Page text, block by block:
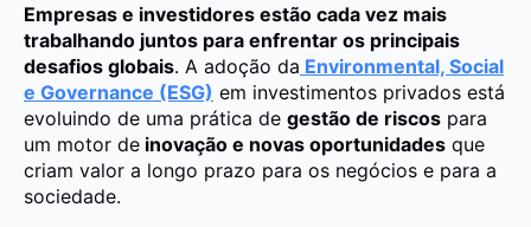
Empresas e investidores estão cada vez mais
trabalhando juntos para enfrentar os principais
desafios globais. A adoção da Environmental, Social
e Governance (ESG) em investimentos privados está
evoluindo de uma prática de gestão de riscos para
um motor de inovação e novas oportunidades que
criam valor a longo prazo para os negócios e para a
sociedade.